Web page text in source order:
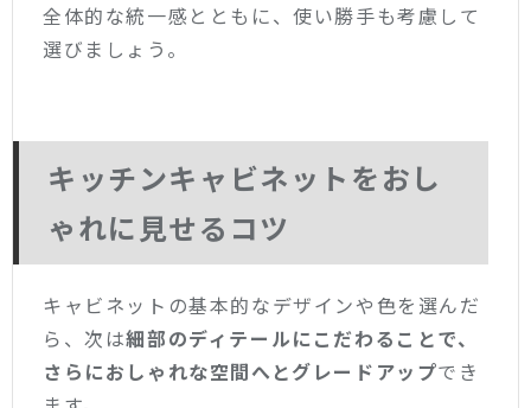
全体的な統一感とともに、使い勝手も考慮して
選びましょう。
キッチンキャビネットをおし
ゃれに見せるコツ
キャビネットの基本的なデザインや色を選んだ
ら、次は細部のディテールにこだわることで、
さらにおしゃれな空間へとグレードアップでき